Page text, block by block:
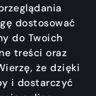
dostosować
do Twoich
treści oraz
że dzięki
i dostarczyć
–